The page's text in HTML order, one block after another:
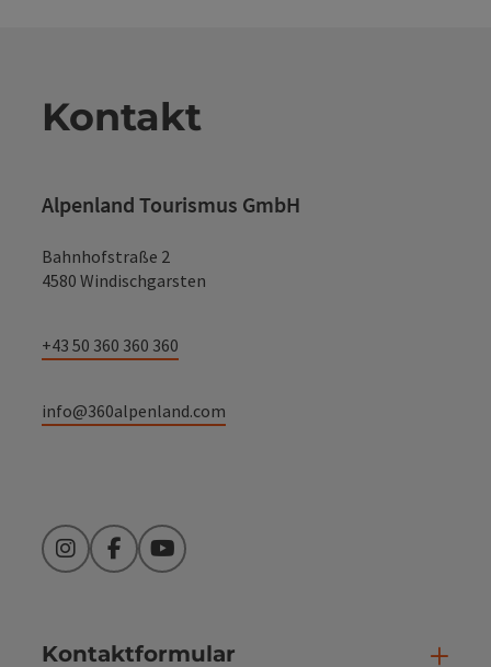
Kontakt
Alpenland Tourismus GmbH
Bahnhofstraße 2
4580 Windischgarsten
+43 50 360 360 360
info@360alpenland.com
InstagramFacebookYouTube
Kontaktformular